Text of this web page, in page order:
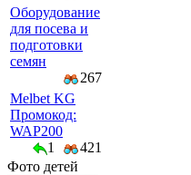
Оборудование
для посева и
подготовки
семян
267
Melbet KG
Промокод:
WAP200
1
421
Фото детей